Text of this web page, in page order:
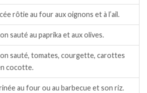
rôtie au four aux oignons et à l’ail.
sauté au paprika et aux olives.
sauté, tomates, courgette, carottes
cocotte.
au four ou au barbecue et son riz.